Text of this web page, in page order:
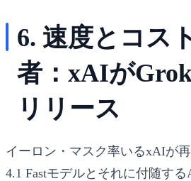
6. 速度とコス
者：xAIが
リリース
イーロン・マスク率いるxAIが再
4.1 Fastモデルとそれに付随する